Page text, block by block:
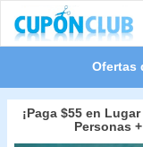
Ofertas
¡Paga $55 en
Personas